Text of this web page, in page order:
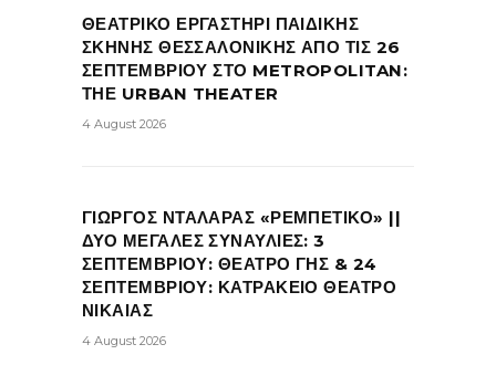
ΘΕΑΤΡΙΚΟ ΕΡΓΑΣΤΗΡΙ ΠΑΙΔΙΚΗΣ
ΣΚΗΝΗΣ ΘΕΣΣΑΛΟΝΙΚΗΣ ΑΠΟ ΤΙΣ 26
ΣΕΠΤΕΜΒΡΙΟΥ ΣΤΟ METROPOLITAN:
ΤΗΕ URBAN THEATER
4 August 2026
ΓΙΩΡΓΟΣ ΝΤΑΛΑΡΑΣ «ΡΕΜΠΕΤΙΚΟ» ||
ΔΥΟ ΜΕΓΑΛΕΣ ΣΥΝΑΥΛΙΕΣ: 3
ΣΕΠΤΕΜΒΡΙΟΥ: ΘΕΑΤΡΟ ΓΗΣ & 24
ΣΕΠΤΕΜΒΡΙΟΥ: ΚΑΤΡΑΚΕΙΟ ΘΕΑΤΡΟ
ΝΙΚΑΙΑΣ
4 August 2026